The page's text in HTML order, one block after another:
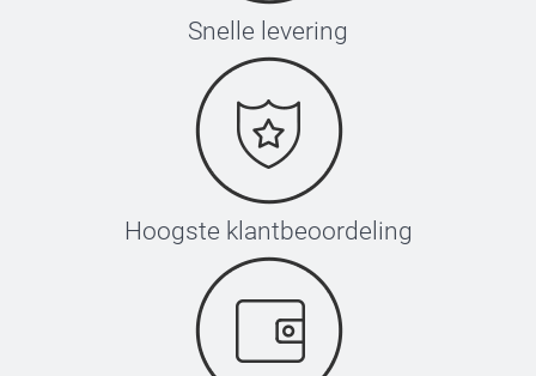
Snelle levering
Hoogste klantbeoordeling